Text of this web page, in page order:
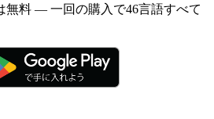
無料 — 一回の購入で46言語すべて